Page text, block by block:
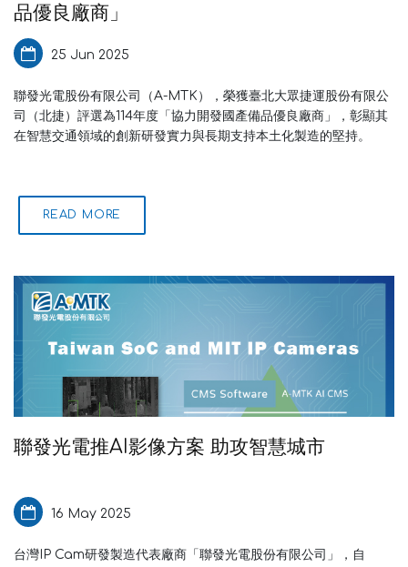
品優良廠商」
25 Jun 2025
聯發光電股份有限公司（A-MTK），榮獲臺北大眾捷運股份有限公
司（北捷）評選為114年度「協力開發國產備品優良廠商」，彰顯其
在智慧交通領域的創新研發實力與長期支持本土化製造的堅持。
READ MORE
聯發光電推AI影像方案 助攻智慧城市
16 May 2025
台灣IP Cam研發製造代表廠商「聯發光電股份有限公司」，自